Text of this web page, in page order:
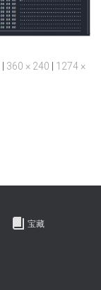
360 × 240
1274 ×
宝藏